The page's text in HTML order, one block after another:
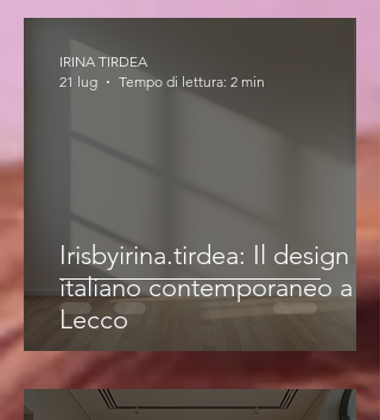
Irisbyirina.tirdea: Il design
italiano contemporaneo a
Lecco
IRINA TIRDEA
21 lug
Tempo di lettura: 2 min